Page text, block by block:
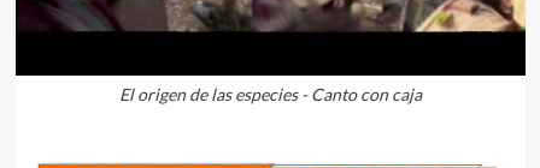
El origen de las especies - Canto con caja